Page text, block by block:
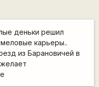
деньки решил
карьеры..
из Барановичей в